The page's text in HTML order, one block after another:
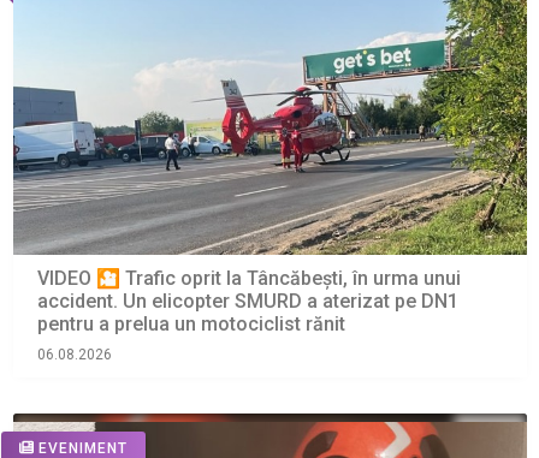
VIDEO 🎦 Trafic oprit la Tâncăbești, în urma unui
accident. Un elicopter SMURD a aterizat pe DN1
pentru a prelua un motociclist rănit
06.08.2026
EVENIMENT